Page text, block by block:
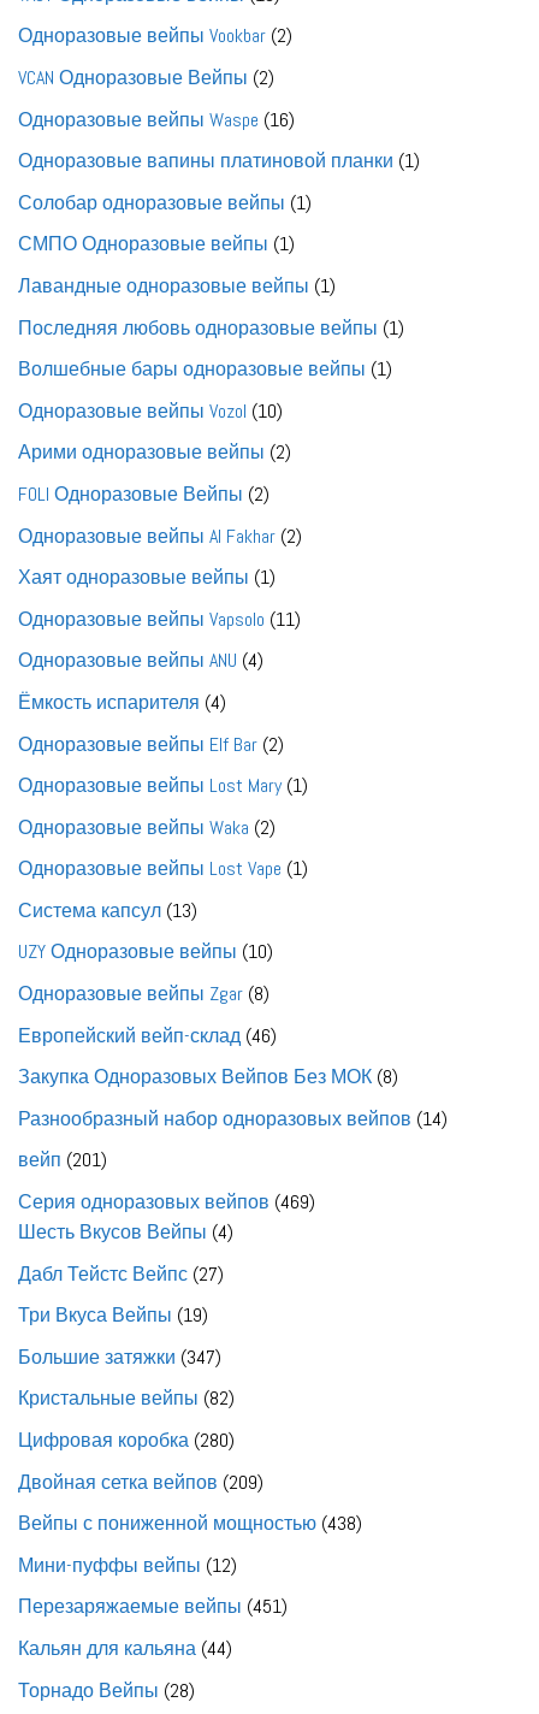
товаров
Одноразовые вейпы Vookbar 22
VCAN Одноразовые Вейпы 22
товара
Одноразовые вейпы Waspe 1616
товаров
Одноразовые вапины платиновой планки 11
Солобар одноразовые вейпы 11
СМПО Одноразовые вейпы 11
товар
Лавандные одноразовые вейпы 11
товар
Последняя любовь одноразовые вейпы 11
Волшебные бары одноразовые вейпы 11
Одноразовые вейпы Vozol 1010
товаров
Арими одноразовые вейпы 22
FOLI Одноразовые Вейпы 22
товара
Одноразовые вейпы Al Fakhar 22
Хаят одноразовые вейпы 11
товар
Одноразовые вейпы Vapsolo 1111
Одноразовые вейпы ANU 44
Ёмкость испарителя 44
товара
Одноразовые вейпы Elf Bar 22
товара
Одноразовые вейпы Lost Mary 11
Одноразовые вейпы Waka 22
товара
Одноразовые вейпы Lost Vape 11
Система капсул 1313
товаров
UZY Одноразовые вейпы 1010
товаров
Одноразовые вейпы Zgar 88
товаров
Европейский вейп-склад 4646
товаров
Закупка Одноразовых Вейпов Без МОК 88
товаров
Разнообразный набор одноразовых вейпов 1414
вейп 201201
Серия одноразовых вейпов 469469
Шесть Вкусов Вейпы 44
Дабл Тейстс Вейпс 2727
Три Вкуса Вейпы 1919
товаров
Большие затяжки 347347
товаров
Кристальные вейпы 8282
товара
Цифровая коробка 280280
товаров
Двойная сетка вейпов 209209
товаров
Вейпы с пониженной мощностью 438438
Мини-пуффы вейпы 1212
товаров
Перезаряжаемые вейпы 451451
Кальян для кальяна 4444
Торнадо Вейпы 2828